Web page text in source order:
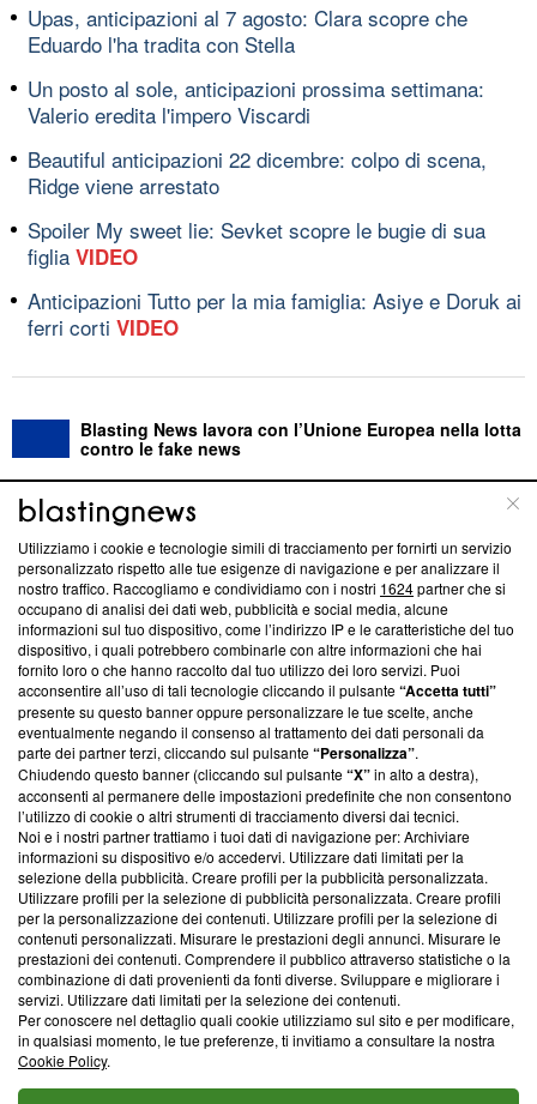
Upas, anticipazioni al 7 agosto: Clara scopre che
Eduardo l'ha tradita con Stella
Un posto al sole, anticipazioni prossima settimana:
Valerio eredita l'impero Viscardi
Beautiful anticipazioni 22 dicembre: colpo di scena,
Ridge viene arrestato
Spoiler My sweet lie: Sevket scopre le bugie di sua
figlia VIDEO
Anticipazioni Tutto per la mia famiglia: Asiye e Doruk ai
ferri corti VIDEO
Blasting News lavora con l’Unione Europea nella lotta
contro le fake news
ABOUT LINEA EDITORIALE
Questa sezione offre informazioni trasparenti su Blasting
News, sui nostri processi editoriali e su come ci impegniamo a
creare news di qualità. Inoltre, afferma la nostra aderenza a
‘Trust Project - News with Integrity’Blasting News non è
ancora membro del programma, ma ha richiesto di farne
parte; Trust Project non ha ancora effettuato una verifica di
conformità agli standard.
Su di noi
Team editoriale
Corporate
Redazione
Informativa Privacy
Cookie Policy
Blasting SA, IDI CHE-247.845.224, Via Carlo Frasca, 3 - 6900
Lugano (Svizzera) Tel:+39 0690258937
© 2026 Blasting News
Utilizziamo i cookie e tecnologie simili di tracciamento per fornirti un servizio
personalizzato rispetto alle tue esigenze di navigazione e per analizzare il
nostro traffico. Raccogliamo e condividiamo con i nostri 1624partner che si
occupano di analisi dei dati web, pubblicità e social media, alcune
informazioni sul tuo dispositivo, come l’indirizzo IP e le caratteristiche del tuo
dispositivo, i quali potrebbero combinarle con altre informazioni che hai
fornito loro o che hanno raccolto dal tuo utilizzo dei loro servizi. Puoi
acconsentire all’uso di tali tecnologie cliccando il pulsante“Accetta tutti”
presente su questo banner oppure personalizzare le tue scelte, anche
eventualmente negando il consenso al trattamento dei dati personali da
parte dei partner terzi, cliccando sul pulsante“Personalizza”.
Chiudendo questo banner (cliccando sul pulsante“X”in alto a destra),
acconsenti al permanere delle impostazioni predefinite che non consentono
l’utilizzo di cookie o altri strumenti di tracciamento diversi dai tecnici.
Noi e i nostri partner trattiamo i tuoi dati di navigazione per: Archiviare
informazioni su dispositivo e/o accedervi. Utilizzare dati limitati per la
selezione della pubblicità. Creare profili per la pubblicità personalizzata.
Utilizzare profili per la selezione di pubblicità personalizzata. Creare profili
per la personalizzazione dei contenuti. Utilizzare profili per la selezione di
contenuti personalizzati. Misurare le prestazioni degli annunci. Misurare le
prestazioni dei contenuti. Comprendere il pubblico attraverso statistiche o la
combinazione di dati provenienti da fonti diverse. Sviluppare e migliorare i
servizi. Utilizzare dati limitati per la selezione dei contenuti.
Per conoscere nel dettaglio quali cookie utilizziamo sul sito e per modificare,
in qualsiasi momento, le tue preferenze, ti invitiamo a consultare la nostra
Cookie Policy.